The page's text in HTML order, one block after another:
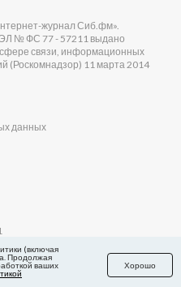
журнал Сиб.фм».
№ ФС 77 - 57211 выдано
связи, информационных
(Роскомнадзор) 11 марта 2014
данных
(включая
Продолжая
ваших
Хорошо